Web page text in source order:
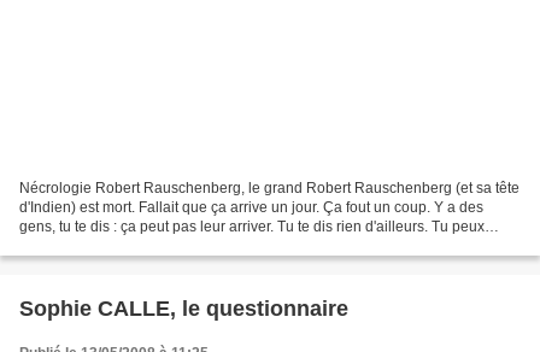
Nécrologie Robert Rauschenberg, le grand Robert Rauschenberg (et sa tête
d'Indien) est mort. Fallait que ça arrive un jour. Ça fout un coup. Y a des
gens, tu te dis : ça peut pas leur arriver. Tu te dis rien d'ailleurs. Tu peux
Sophie CALLE, le questionnaire